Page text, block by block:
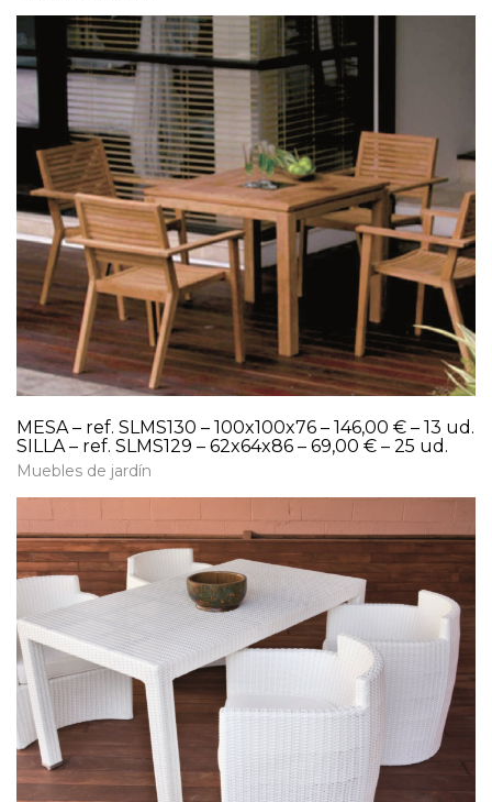
MESA – ref. SLMS130 – 100x100x76 – 146,00 € – 13 ud.
SILLA – ref. SLMS129 – 62x64x86 – 69,00 € – 25 ud.
Muebles de jardín